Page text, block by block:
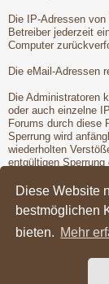
Diese Website
bestmöglichen
bieten. Mehr
Die IP-Adressen
Betreiber jederzeit
Computer
Die eMail-Adressen
Die Administratoren
oder auch einzelne
Forums durch diese
Sperrung wird
wiederholten
entgültigen Sperrung
Vor der Löschung
IP-Adresse wird
gegeben. Dies ist
registrierten Poster
Stellungnahme